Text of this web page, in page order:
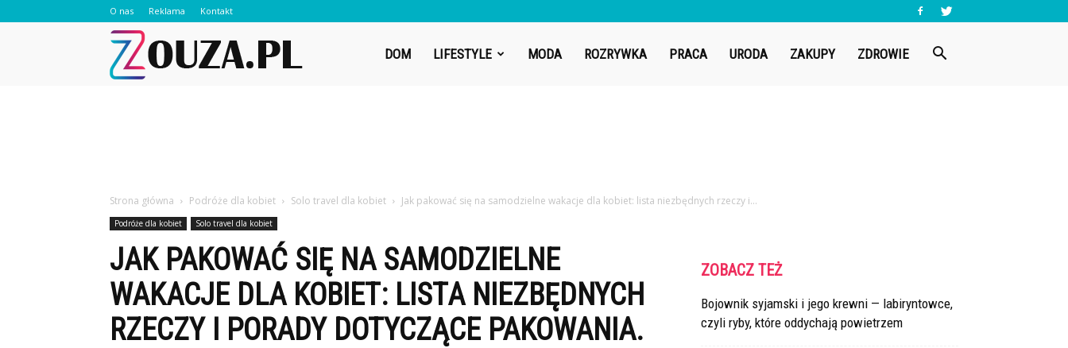
O nas Reklama Kontakt
DOM LIFESTYLE MODA ROZRYWKA PRACA URODA ZAKUPY ZDROWIE
Strona główna Podróże dla kobiet Solo travel dla kobiet Jak pakować się na samodzielne wakacje dla kobiet: lista niezbędnych rzeczy i...
Podróże dla kobiet Solo travel dla kobiet
JAK PAKOWAĆ SIĘ NA SAMODZIELNE
WAKACJE DLA KOBIET: LISTA NIEZBĘDNYCH
RZECZY I PORADY DOTYCZĄCE PAKOWANIA.
ZOBACZ TEŻ
Bojownik syjamski i jego krewni — labiryntowce,
czyli ryby, które oddychają powietrzem